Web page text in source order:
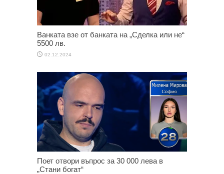
Ванката взе от банката на „Сделка или не“
5500 лв.
02.12.2024
Поет отвори въпрос за 30 000 лева в
„Стани богат“